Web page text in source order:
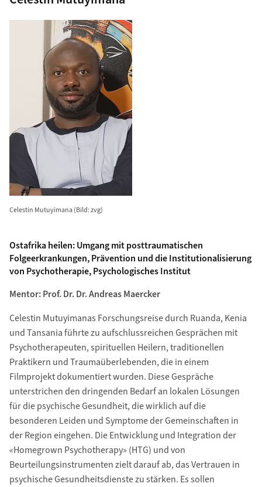
Celestin Mutuyimana (Bild: zvg)
Ostafrika heilen: Umgang mit posttraumatischen
Folgeerkrankungen, Prävention und die Institutionalisierung
von Psychotherapie, Psychologisches Institut
Mentor: Prof. Dr. Dr. Andreas Maercker
Celestin Mutuyimanas Forschungsreise durch Ruanda, Kenia
und Tansania führte zu aufschlussreichen Gesprächen mit
Psychotherapeuten, spirituellen Heilern, traditionellen
Praktikern und Traumaüberlebenden, die in einem
Filmprojekt dokumentiert wurden. Diese Gespräche
unterstrichen den dringenden Bedarf an lokalen Lösungen
für die psychische Gesundheit, die wirklich auf die
besonderen Leiden und Symptome der Gemeinschaften in
der Region eingehen. Die Entwicklung und Integration der
«Homegrown Psychotherapy» (HTG) und von
Beurteilungsinstrumenten zielt darauf ab, das Vertrauen in
psychische Gesundheitsdienste zu stärken. Es sollen